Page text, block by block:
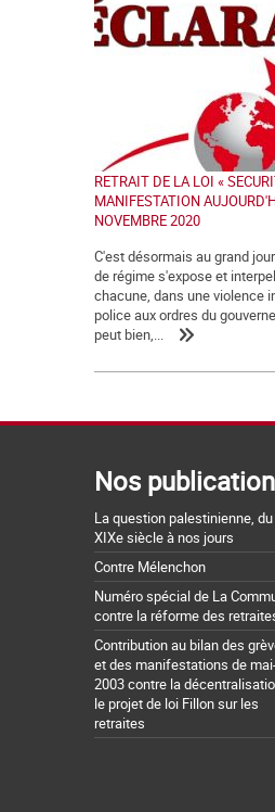
RETRAIT DE LA LOI «
MANIFESTATION
NOVEMBRE 2020
C'est désormais au grand
de régime s'expose et
chacune, dans une violence
police aux ordres du
peut bien,...
Nos
La question palestinienne, du
XIXe siècle à nos jours
Contre Mélenchon
Numéro spécial de La
contre la réforme des
Contribution au bilan des
et des manifestations de
2003 contre la
le projet de loi Fillon sur les
retraites